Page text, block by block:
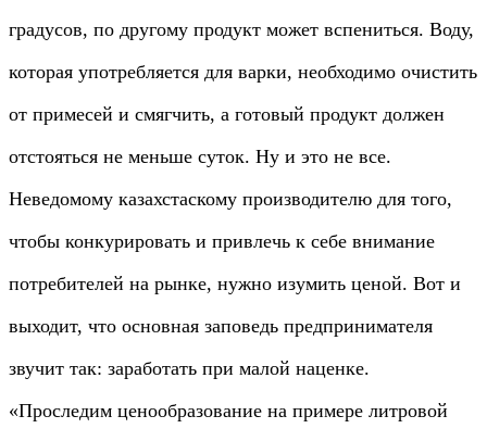
градусов, по другому продукт может вспениться. Воду,
которая употребляется для варки, необходимо очистить
от примесей и смягчить, а готовый продукт должен
отстояться не меньше суток. Ну и это не все.
Неведомому казахстаскому производителю для того,
чтобы конкурировать и привлечь к себе внимание
потребителей на рынке, нужно изумить ценой. Вот и
выходит, что основная заповедь предпринимателя
звучит так: заработать при малой наценке.
«Проследим ценообразование на примере литровой